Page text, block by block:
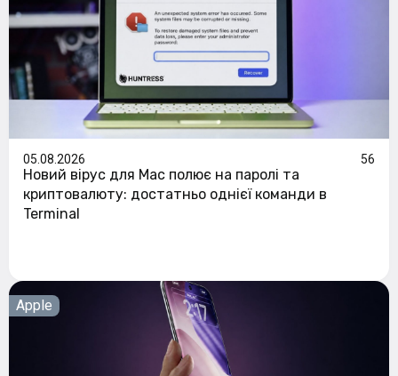
05.08.2026 56
Новий вірус для Mac полює на паролі та
криптовалюту: достатньо однієї команди в
Terminal
Apple